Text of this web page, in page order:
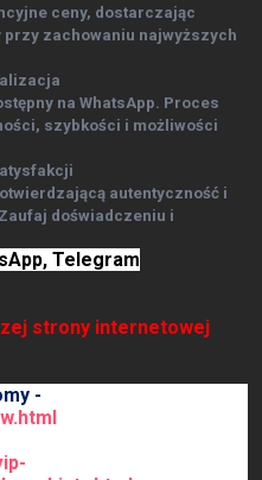
ceny, dostarczając
przy zachowaniu najwyższych
na WhatsApp. Proces
szybkości i możliwości
autentyczność i
doświadczeniu i
Telegram
strony internetowej
-